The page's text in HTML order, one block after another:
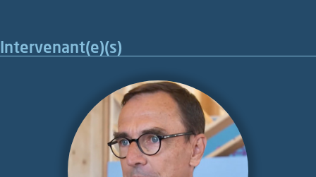
Intervenant(e)(s)